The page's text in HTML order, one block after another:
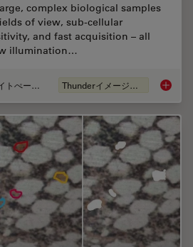
complex biological samples
of view, sub-cellular
and fast acquisition – all
illumination…
ホワイトぺーパー Thunderイメージング Fast,